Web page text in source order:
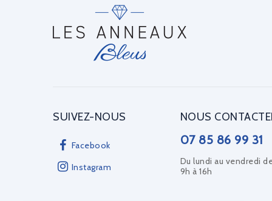
SUIVEZ-NOUS
Facebook
Instagram
NOUS
07 85 86 99 31
Du lundi au vendredi
9h à 16h